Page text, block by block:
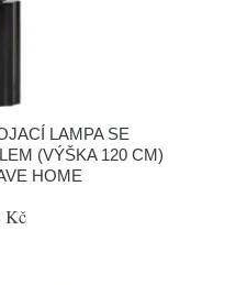
LAMPA SE
(VÝŠKA 120 CM)
HOME
Kč